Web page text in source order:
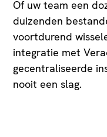
Of uw team een
duizenden
voortdurend
integratie met
gecentraliseerde
nooit een slag.